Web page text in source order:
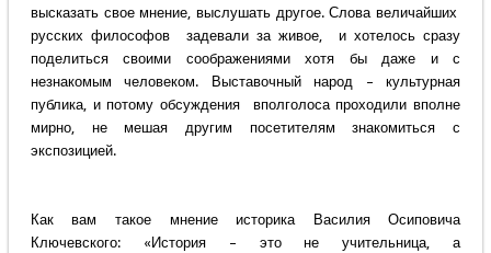
высказать свое мнение, выслушать другое. Слова величайших
русских философов задевали за живое, и хотелось сразу
поделиться своими соображениями хотя бы даже и с
незнакомым человеком. Выставочный народ – культурная
публика, и потому обсуждения вполголоса проходили вполне
мирно, не мешая другим посетителям знакомиться с
экспозицией.
Как вам такое мнение историка Василия Осиповича
Ключевского: «История – это не учительница, а